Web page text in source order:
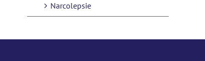
Narcolepsie